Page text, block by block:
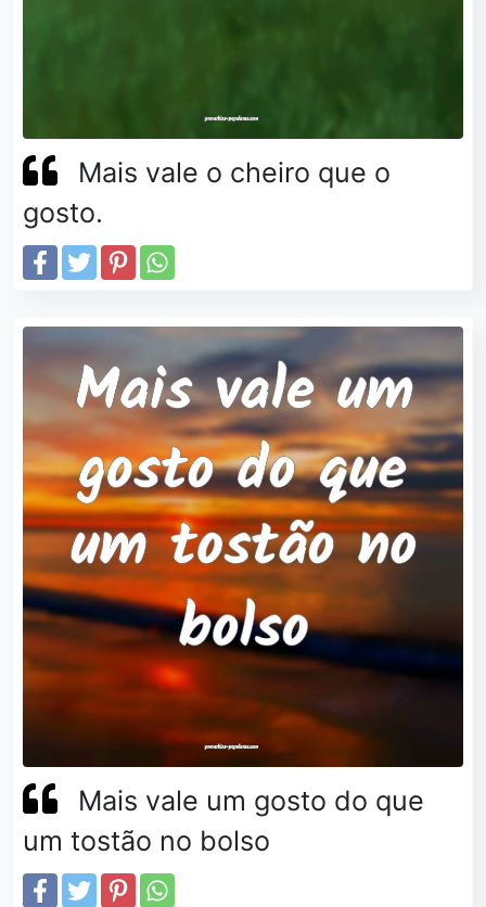
Mais vale o cheiro que o
gosto.
Mais vale um gosto do que
um tostão no bolso